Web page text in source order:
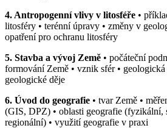
4. Antropogenní vlivy v litosféře •
litosféry • terénní úpravy • změny v
opatření pro ochranu litosféry
5. Stavba a vývoj Země • počáteční
formování Země • vznik sfér • geologická
geologické děje
6. Úvod do geografie • tvar Země •
(GIS, DPZ) • oblasti geografie (fyzikální,
regionální) • využití geografie v praxi